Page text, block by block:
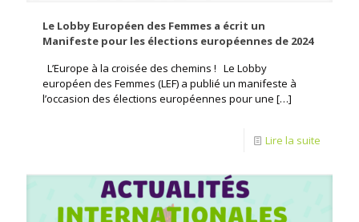
Le Lobby Européen des Femmes a écrit un
Manifeste pour les élections européennes de 2024
L’Europe à la croisée des chemins ! Le Lobby
européen des Femmes (LEF) a publié un manifeste à
l’occasion des élections européennes pour une […]
Lire la suite